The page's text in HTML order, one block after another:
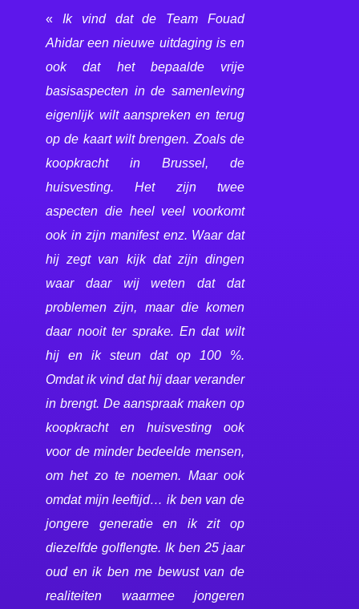
« Ik vind dat de Team Fouad
Ahidar een nieuwe uitdaging is en
ook dat het bepaalde vrije
basisaspecten in de samenleving
eigenlijk wilt aanspreken en terug
op de kaart wilt brengen. Zoals de
koopkracht in Brussel, de
huisvesting. Het zijn twee
aspecten die heel veel voorkomt
ook in zijn manifest enz. Waar dat
hij zegt van kijk dat zijn dingen
waar daar wij weten dat dat
problemen zijn, maar die komen
daar nooit ter sprake. En dat wilt
hij en ik steun dat op 100 %.
Omdat ik vind dat hij daar verander
in brengt. De aanspraak maken op
koopkracht en huisvesting ook
voor de minder bedeelde mensen,
om het zo te noemen. Maar ook
omdat mijn leeftijd… ik ben van de
jongere generatie en ik zit op
diezelfde golflengte. Ik ben 25 jaar
oud en ik ben me bewust van de
realiteiten waarmee jongeren